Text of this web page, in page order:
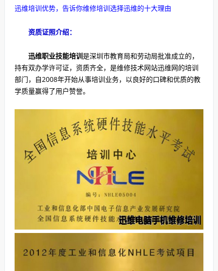
迅维培训优势，告诉你维修培训选择迅维的十大理由
资质证照介绍：
迅维职业技能培训是深圳市教育局和劳动局批准成立的，
持有双办学许可证，资质齐全，是维修技术网站迅维网的培训
部门，自2008年开始从事培训业务，以良好的口碑和优质的教
学质量赢得了用户赞誉。